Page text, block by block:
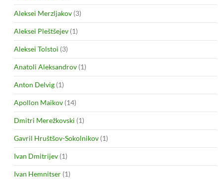
Aleksei Merzljakov (3)
Aleksei Pleštšejev (1)
Aleksei Tolstoi (3)
Anatoli Aleksandrov (1)
Anton Delvig (1)
Apollon Maikov (14)
Dmitri Merežkovski (1)
Gavril Hruštšov-Sokolnikov (1)
Ivan Dmitrijev (1)
Ivan Hemnitser (1)